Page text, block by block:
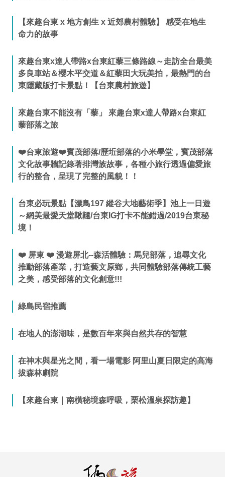
【來趣台東 x 地方創生 x 近郊農村體驗】 感受在地生
命力的故事
來趣台東x達人帶路x台東紅藜三條路線～走訪全台最美
多良車站＆櫻木平交道＆紅藜田大玩美拍，最熱門的台
東隱藏版打卡景點！【台東農村旅遊】
來趣台東不能沒有「藜」 來趣台東x達人帶路x台東紅
藜部落之旅
❤️台東旅遊❤️賓茂部落/歷坵部落的小米學堂，賓茂部落
文化故事牆記錄著排灣族故事，各種小旅行透過偏愛旅
行的整合，呈現了完整的風貌！！
台東必玩景點【漂鳥197 縱谷大地藝術季】池上一日遊
～網美最愛天堂鞦韆/台東IG打卡不能錯過/2019台東秘
境！
❤️ 屏東 ❤️ 漫遊屏北--森活體驗：馬兒部落，追尋文化
推動部落產業，打造藝文原鄉，共同體驗部落傳統工藝
之美，感受部落的文化創意!!!
綠島民宿推薦
在地人的澎湖味，是數百年來與自然共存的智慧
在神木與星光之間，看一場電影 阿里山夏日限定的高海
拔森林劇院
【來趣台東｜南橫秘境森呼吸，栗松溫泉探訪趣】